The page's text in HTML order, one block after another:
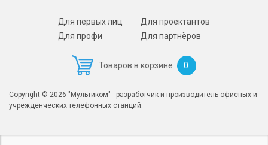
Для первых лиц
Для профи
Для проектантов
Для партнёров
Товаров в корзине 0
Copyright © 2026 "Мультиком" - разработчик и производитель офисных и
учрежденческих телефонных станций.